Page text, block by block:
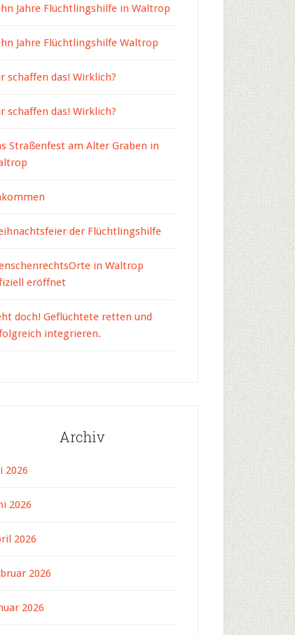
Jahre Flüchtlingshilfe in Waltrop
Jahre Flüchtlingshilfe Waltrop
schaffen das! Wirklich?
schaffen das! Wirklich?
Straßenfest am Alter Graben in
der Flüchtlingshilfe
in Waltrop
eröffnet
doch! Geflüchtete retten und
integrieren.
Archiv
2026
2026
2026
2026
2026